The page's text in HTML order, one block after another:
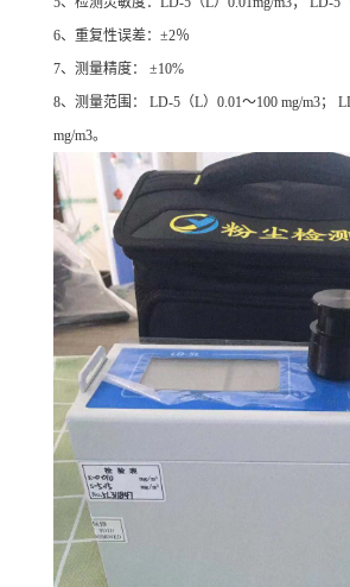
6、重复性误差：±2％
7、测量精度： ±10%
8、测量范围： LD-5（L）0.01～100 mg/m3；
mg/m3。